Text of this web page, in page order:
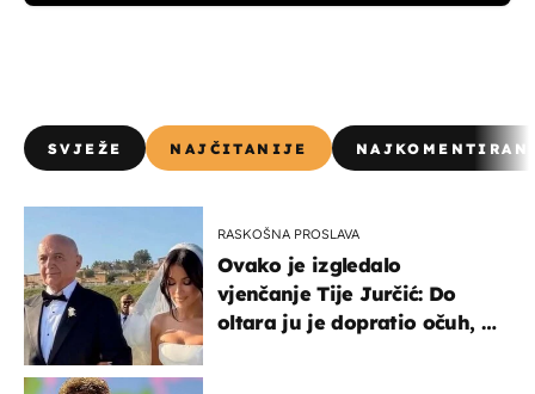
SVJEŽE NAJČITANIJE
RASKOŠNA PROSLAVA
Ovako je izgledalo
vjenčanje Tije Jurčić: Do
oltara ju je dopratio očuh, a